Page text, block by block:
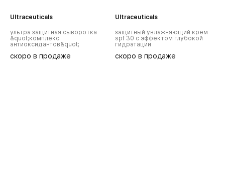
Ultraceuticals
ультра защитная сыворотка
&quot;комплекс
антиоксидантов&quot;
скоро в продаже
Ultraceuticals
защитный увлажняющий крем
spf 30 с эффектом глубокой
гидратации
скоро в продаже